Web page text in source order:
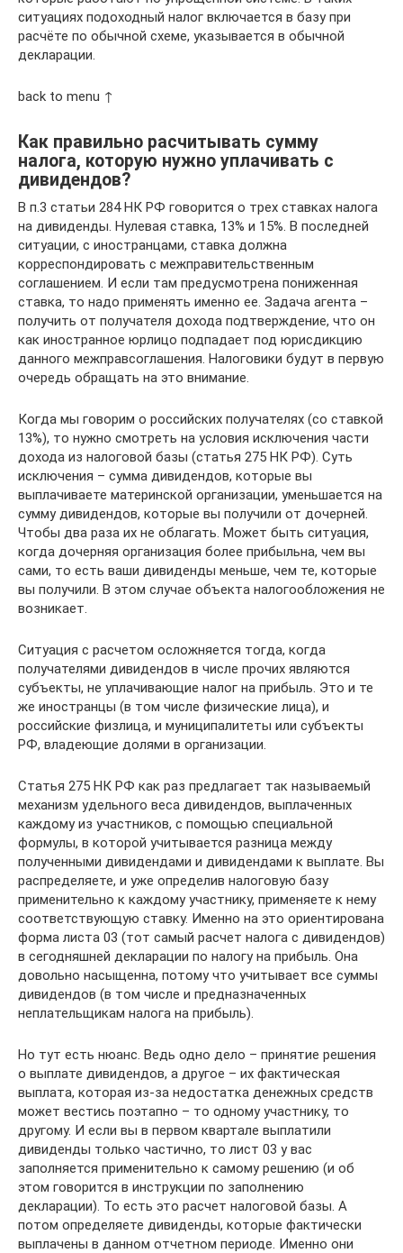
ситуациях подоходный налог включается в базу при
расчёте по обычной схеме, указывается в обычной
декларации.
back to menu ↑
Как правильно расчитывать сумму
налога, которую нужно уплачивать с
дивидендов?
В п.3 статьи 284 НК РФ говорится о трех ставках налога
на дивиденды. Нулевая ставка, 13% и 15%. В последней
ситуации, с иностранцами, ставка должна
корреспондировать с межправительственным
соглашением. И если там предусмотрена пониженная
ставка, то надо применять именно ее. Задача агента –
получить от получателя дохода подтверждение, что он
как иностранное юрлицо подпадает под юрисдикцию
данного межправсоглашения. Налоговики будут в первую
очередь обращать на это внимание.
Когда мы говорим о российских получателях (со ставкой
13%), то нужно смотреть на условия исключения части
дохода из налоговой базы (статья 275 НК РФ). Суть
исключения – сумма дивидендов, которые вы
выплачиваете материнской организации, уменьшается на
сумму дивидендов, которые вы получили от дочерней.
Чтобы два раза их не облагать. Может быть ситуация,
когда дочерняя организация более прибыльна, чем вы
сами, то есть ваши дивиденды меньше, чем те, которые
вы получили. В этом случае объекта налогообложения не
возникает.
Ситуация с расчетом осложняется тогда, когда
получателями дивидендов в числе прочих являются
субъекты, не уплачивающие налог на прибыль. Это и те
же иностранцы (в том числе физические лица), и
российские физлица, и муниципалитеты или субъекты
РФ, владеющие долями в организации.
Статья 275 НК РФ как раз предлагает так называемый
механизм удельного веса дивидендов, выплаченных
каждому из участников, с помощью специальной
формулы, в которой учитывается разница между
полученными дивидендами и дивидендами к выплате. Вы
распределяете, и уже определив налоговую базу
применительно к каждому участнику, применяете к нему
соответствующую ставку. Именно на это ориентирована
форма листа 03 (тот самый расчет налога с дивидендов)
в сегодняшней декларации по налогу на прибыль. Она
довольно насыщенна, потому что учитывает все суммы
дивидендов (в том числе и предназначенных
неплательщикам налога на прибыль).
Но тут есть нюанс. Ведь одно дело – принятие решения
о выплате дивидендов, а другое – их фактическая
выплата, которая из-за недостатка денежных средств
может вестись поэтапно – то одному участнику, то
другому. И если вы в первом квартале выплатили
дивиденды только частично, то лист 03 у вас
заполняется применительно к самому решению (и об
этом говорится в инструкции по заполнению
декларации). То есть это расчет налоговой базы. А
потом определяете дивиденды, которые фактически
выплачены в данном отчетном периоде. Именно они